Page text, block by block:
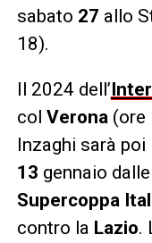
sabato 27 allo
18).
Il 2024 dell’Inter
col Verona (ore
Inzaghi sarà poi
13 gennaio
Supercoppa
contro la Lazio.